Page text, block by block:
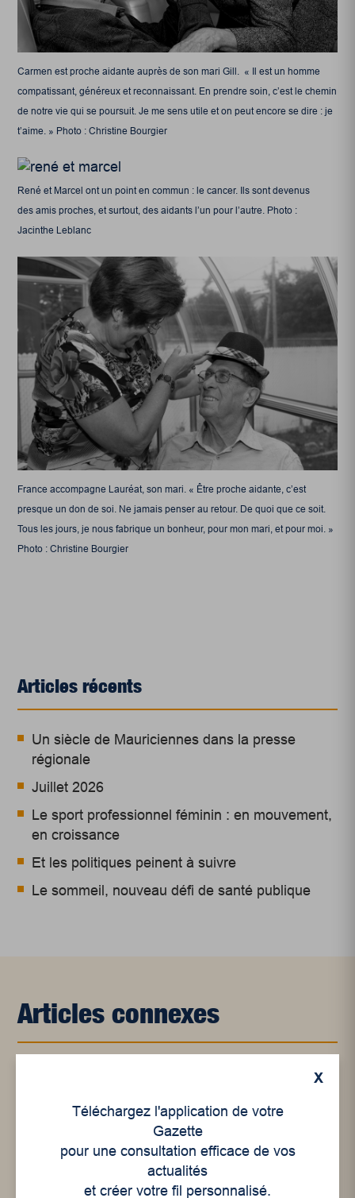
Carmen est proche aidante auprès de son mari Gill. « Il est un homme
compatissant, généreux et reconnaissant. En prendre soin, c’est le chemin
de notre vie qui se poursuit. Je me sens utile et on peut encore se dire : je
t’aime. » Photo : Christine Bourgier
René et Marcel ont un point en commun : le cancer. Ils sont devenus
des amis proches, et surtout, des aidants l’un pour l’autre. Photo :
Jacinthe Leblanc
France accompagne Lauréat, son mari. « Être proche aidante, c’est
presque un don de soi. Ne jamais penser au retour. De quoi que ce soit.
Tous les jours, je nous fabrique un bonheur, pour mon mari, et pour moi. »
Photo : Christine Bourgier
Articles récents
Un siècle de Mauriciennes dans la presse
régionale
Juillet 2026
Le sport professionnel féminin : en mouvement,
en croissance
Et les politiques peinent à suivre
Le sommeil, nouveau défi de santé publique
Articles connexes
X
Téléchargez l'application de votre
Gazette
pour une consultation efficace de vos
actualités
et créer votre fil personnalisé.